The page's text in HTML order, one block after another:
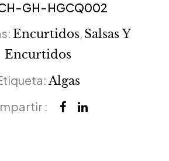
GH-HGCQ002
Encurtidos Salsas Y
Encurtidos
Algas
: